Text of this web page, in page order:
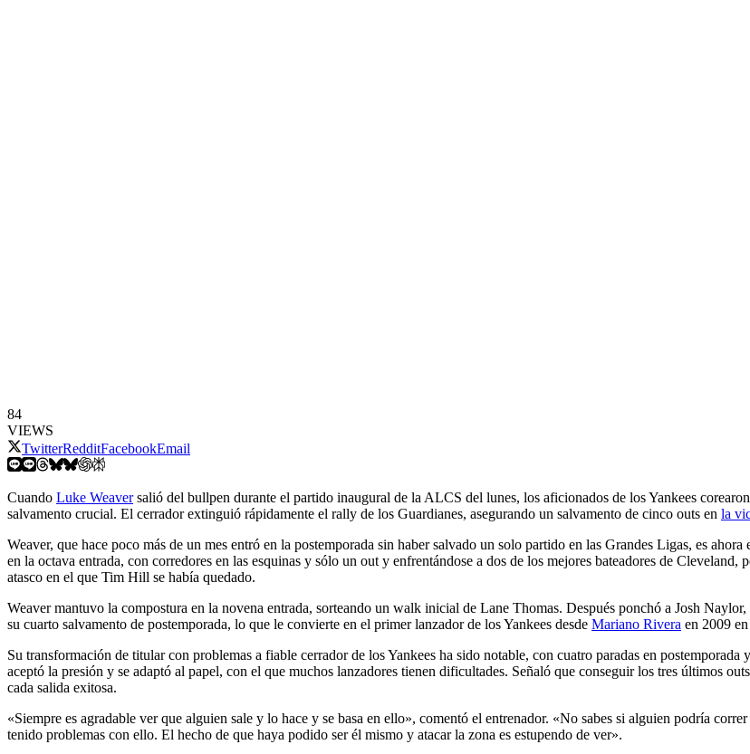
84
VIEWS
TwitterRedditFacebookEmail
Cuando Luke Weaversalió del bullpen durante el partido inaugural de la ALCS del lunes, los aficionados de los Yankees
salvamento crucial. El cerrador extinguió rápidamente el rally de los Guardianes, asegurando un salvamento de cinco outs en la
Weaver, que hace poco más de un mes entró en la postemporada sin haber salvado un solo partido en las Grandes Ligas, es
en la octava entrada, con corredores en las esquinas y sólo un out y enfrentándose a dos de los mejores bateadores de
atasco en el que Tim Hill se había quedado.
Weaver mantuvo la compostura en la novena entrada, sorteando un walk inicial de Lane Thomas. Después ponchó a Josh
su cuarto salvamento de postemporada, lo que le convierte en el primer lanzador de los Yankees desde Mariano Rivera en 2009
Su transformación de titular con problemas a fiable cerrador de los Yankees ha sido notable, con cuatro paradas en
aceptó la presión y se adaptó al papel, con el que muchos lanzadores tienen dificultades. Señaló que conseguir los tres últimos
cada salida exitosa.
«Siempre es agradable ver que alguien sale y lo hace y se basa en ello», comentó el entrenador. «No sabes si alguien podría
tenido problemas con ello. El hecho de que haya podido ser él mismo y atacar la zona es estupendo de ver».